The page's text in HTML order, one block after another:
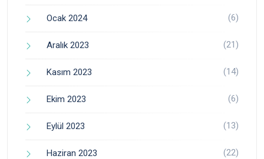
Ocak 2024 (6)
Aralık 2023 (21)
Kasım 2023 (14)
Ekim 2023 (6)
Eylül 2023 (13)
Haziran 2023 (22)